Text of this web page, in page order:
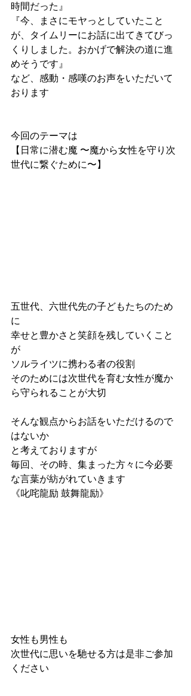
時間だった』
『今、まさにモヤっとしていたこと
が、タイムリーにお話に出てきてびっ
くりしました。おかげで解決の道に進
めそうです』
など、感動・感嘆のお声をいただいて
おります
今回のテーマは
【日常に潜む魔 〜魔から女性を守り次
世代に繋ぐために〜】
五世代、六世代先の子どもたちのため
に
幸せと豊かさと笑顔を残していくこと
が
ソルライツに携わる者の役割
そのためには次世代を育む女性が魔か
ら守られることが大切
そんな観点からお話をいただけるので
はないか
と考えておりますが
毎回、その時、集まった方々に今必要
な言葉が紡がれていきます
《叱咤龍励 鼓舞龍励》
女性も男性も
次世代に思いを馳せる方は是非ご参加
ください